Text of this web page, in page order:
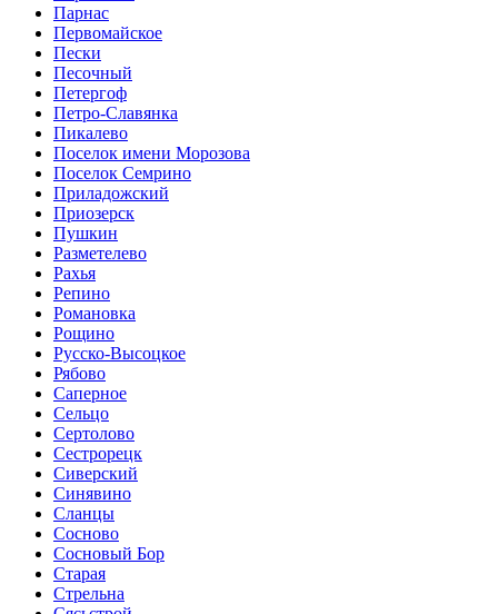
Парнас
Первомайское
Пески
Песочный
Петергоф
Петро-Славянка
Пикалево
Поселок имени Морозова
Поселок Семрино
Приладожский
Приозерск
Пушкин
Разметелево
Рахья
Репино
Романовка
Рощино
Русско-Высоцкое
Рябово
Саперное
Сельцо
Сертолово
Сестрорецк
Сиверский
Синявино
Сланцы
Сосново
Сосновый Бор
Старая
Стрельна